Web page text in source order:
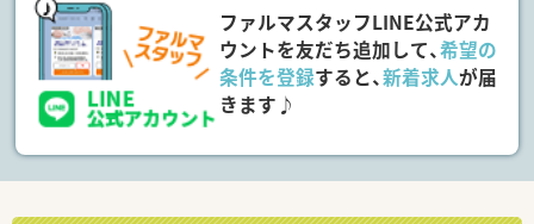
ファルマスタッフLINE公式アカ
ウントを友だち追加して、希望の
条件を登録すると、新着求人が届
きます♪